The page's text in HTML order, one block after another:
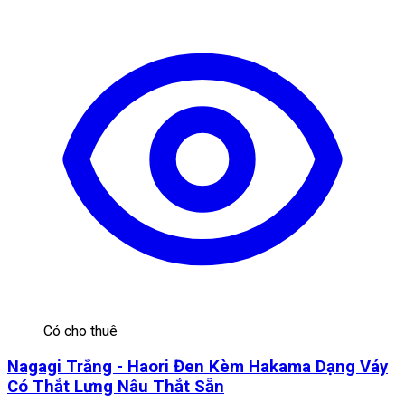
Có cho thuê
Nagagi Trắng - Haori Đen Kèm Hakama Dạng Váy
Có Thắt Lưng Nâu Thắt Sẵn